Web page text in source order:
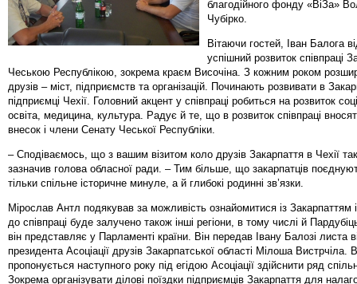
благодійного фонду «ВіЗа»
Чубірко.
Вітаючи гостей, Іван Балога
успішний розвиток співпраці
Чеською Республікою, зокрема краєм Височіна. З кожним роком
друзів – міст, підприємств та організацій. Починають розвивати в
підприємці Чехії. Головний акцент у співпраці робиться на розвиток
освіта, медицина, культура. Радує й те, що в розвиток співпраці
внесок і члени Сенату Чеської Республіки.
– Сподіваємось, що з вашим візитом коло друзів Закарпаття в Чехії
зазначив голова обласної ради. – Тим більше, що закарпатців
тільки спільне історичне минуле, а й глибокі родинні зв’язки.
Мірослав Антл подякував за можливість ознайомитися із Закарпаттям
до співпраці буде залучено також інші регіони, в тому числі й
він представляє у Парламенті країни. Він передав Івану Балозі листа
президента Асоціації друзів Закарпатської області Мілоша Вистрчіла.
пропонується наступного року під егідою Асоціації здійснити ряд
Зокрема організувати ділові поїздки підприємців Закарпаття для